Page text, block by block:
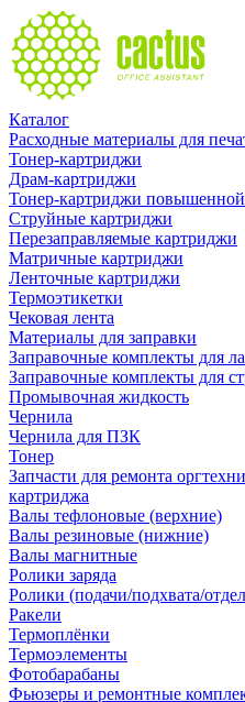
Каталог
Расходные материалы для
Тонер-картриджи
Драм-картриджи
Тонер-картриджи повышенной
Струйные картриджи
Перезаправляемые картриджи
Матричные картриджи
Ленточные картриджи
Термоэтикетки
Чековая лента
Материалы для заправки
Заправочные комплекты для
Заправочные комплекты для
Промывочная жидкость
Чернила
Чернила для ПЗК
Тонер
Запчасти для ремонта
картриджа
Валы тефлоновые (верхние)
Валы резиновые (нижние)
Валы магнитные
Ролики заряда
Ролики (подачи/подхвата/
Ракели
Термоплёнки
Термоэлементы
Фотобарабаны
Фьюзеры и ремонтные